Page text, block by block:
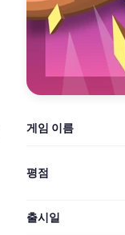
게임 이름
평점
출시일